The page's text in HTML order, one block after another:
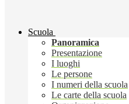
Scuola
Panoramica
Presentazione
I luoghi
Le persone
I numeri della scuola
Le carte della scuola